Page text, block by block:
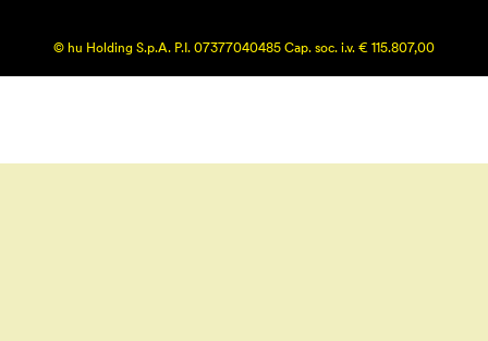
© hu Holding S.p.A. P.I. 07377040485 Cap. soc. i.v. € 115.807,00